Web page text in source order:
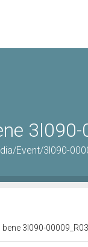
Event/3l090-
bene 3l090-